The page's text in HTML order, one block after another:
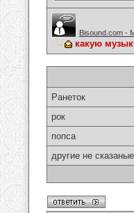
Bisound.com -
какую
Ранеток
рок
попса
другие не сказаные